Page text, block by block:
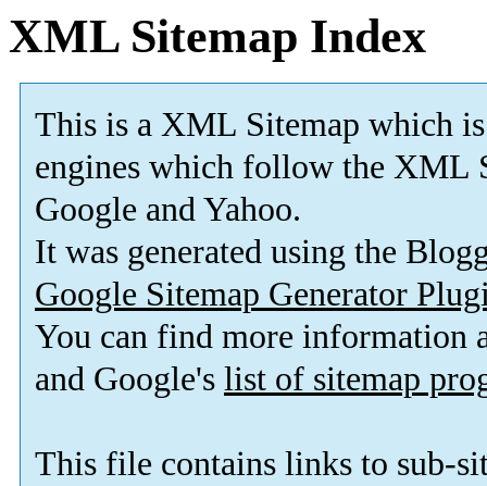
XML Sitemap Index
This is a XML Sitemap which is
engines which follow the XML
Google and Yahoo.
It was generated using the
Google Sitemap Generator
You can find more information
and Google's list of sitemap
This file contains links to sub-